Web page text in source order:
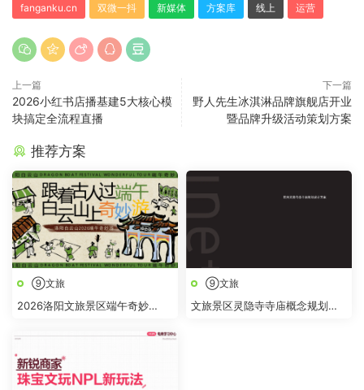
fanganku.cn 双微一抖 新媒体 方案库 线上 运营
上一篇
2026小红书店播基建5大核心模
块搞定全流程直播
下一篇
野人先生冰淇淋品牌旗舰店开业
暨品牌升级活动策划方案
推荐方案
⑨文旅
2026洛阳文旅景区端午奇妙
妙“游活动方案
⑨文旅
文旅景区灵隐寺寺庙概念规划提